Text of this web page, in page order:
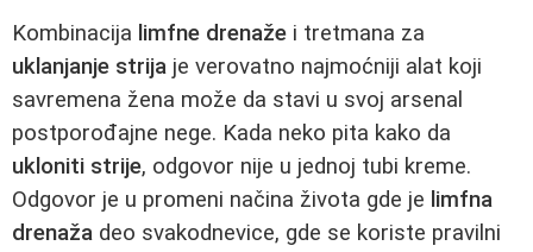
Kombinacija limfne drenaže i tretmana za
uklanjanje strija je verovatno najmoćniji alat koji
savremena žena može da stavi u svoj arsenal
postporođajne nege. Kada neko pita kako da
ukloniti strije, odgovor nije u jednoj tubi kreme.
Odgovor je u promeni načina života gde je limfna
drenaža deo svakodnevice, gde se koriste pravilni